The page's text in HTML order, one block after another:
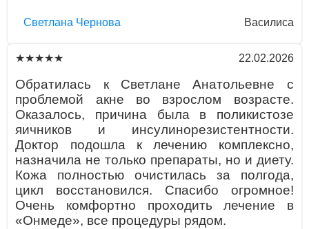
Светлана Чернова Василиса
★★★★★ 22.02.2026
Обратилась к Светлане Анатольевне с
проблемой акне во взрослом возрасте.
Оказалось, причина была в поликистозе
яичников и инсулинорезистентности.
Доктор подошла к лечению комплексно,
назначила не только препараты, но и диету.
Кожа полностью очистилась за полгода,
цикл восстановился. Спасибо огромное!
Очень комфортно проходить лечение в
«Онмеде», все процедуры рядом.